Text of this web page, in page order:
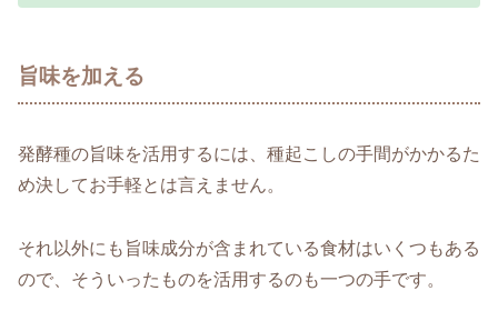
旨味を加える
発酵種の旨味を活用するには、種起こしの手間がかかるた
め決してお手軽とは言えません。
それ以外にも旨味成分が含まれている食材はいくつもある
ので、そういったものを活用するのも一つの手です。